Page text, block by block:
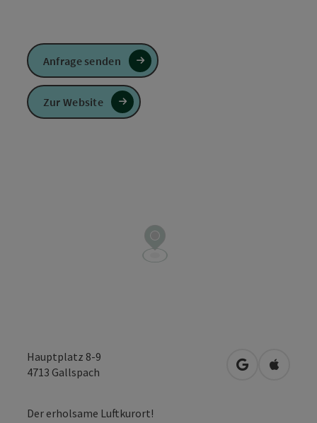
Hauptplatz 8-9
4713 Gallspach in Google
in
Der erholsame Luftkurort!
Anfrage senden
Zur Website